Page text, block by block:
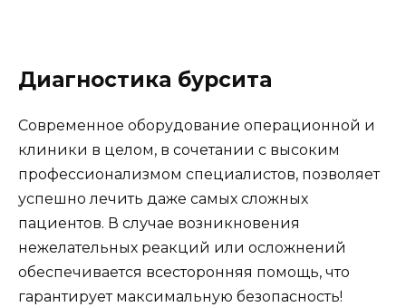
Диагностика бурсита
Современное оборудование операционной и
клиники в целом, в сочетании с высоким
профессионализмом специалистов, позволяет
успешно лечить даже самых сложных
пациентов. В случае возникновения
нежелательных реакций или осложнений
обеспечивается всесторонняя помощь, что
гарантирует максимальную безопасность!